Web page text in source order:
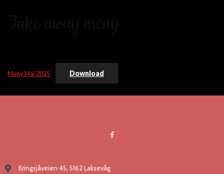
Meny Mai 2025 Download
Kringsjåveien 45, 5162 Laksevåg